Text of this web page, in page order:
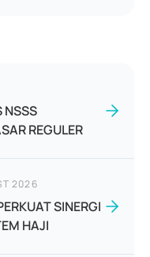
NSSS
REGULER
2026
SINERGI
HAJI